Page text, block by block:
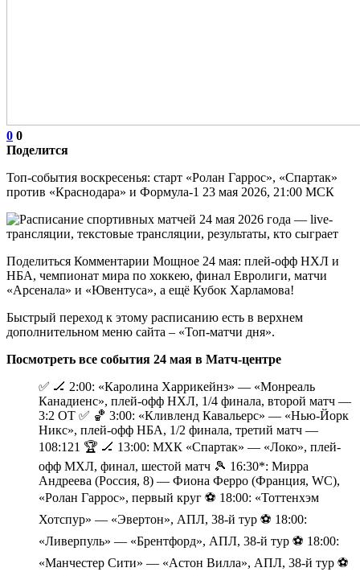
0 0
Поделится
Топ-события воскресенья: старт «Ролан Гаррос», «Спартак»
против «Краснодара» и Формула-1 23 мая 2026, 21:00 МСК
Поделиться Комментарии Мощное 24 мая: плей-офф НХЛ и
НБА, чемпионат мира по хоккею, финал Евролиги, матчи
«Арсенала» и «Ювентуса», а ещё Кубок Харламова!
Быстрый переход к этому расписанию есть в верхнем
дополнительном меню сайта – «Топ-матчи дня».
Посмотреть все события 24 мая в Матч-центре
✅ 🏒 2:00: «Каролина Харрикейнз» — «Монреаль
Канадиенс», плей-офф НХЛ, 1/4 финала, второй матч —
3:2 ОТ ✅ 🏀 3:00: «Кливленд Кавальерс» — «Нью-Йорк
Никс», плей-офф НБА, 1/2 финала, третий матч —
108:121 🏆 🏒 13:00: МХК «Спартак» — «Локо», плей-
офф МХЛ, финал, шестой матч 🎾 16:30*: Мирра
Андреева (Россия, 8) — Фиона Ферро (Франция, WC),
«Ролан Гаррос», первый круг ⚽️ 18:00: «Тоттенхэм
Хотспур» — «Эвертон», АПЛ, 38-й тур ⚽️ 18:00:
«Ливерпуль» — «Брентфорд», АПЛ, 38-й тур ⚽️ 18:00:
«Манчестер Сити» — «Астон Вилла», АПЛ, 38-й тур ⚽️